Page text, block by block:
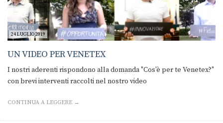
24 LUGLIO 2019
UN VIDEO PER VENETEX
I nostri aderenti rispondono alla domanda "Cos'è per te Venetex?"
con brevi interventi raccolti nel nostro video
CONTINUA A LEGGERE →